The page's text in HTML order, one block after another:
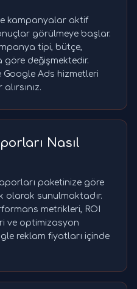
kampanyalar aktif
görülmeye başlar.
tipi, bütçe,
değişmektedir.
Google Ads hizmetleri
Nasıl
paketinize göre
olarak sunulmaktadır.
metrikleri, ROI
ve optimizasyon
reklam fiyatları içinde